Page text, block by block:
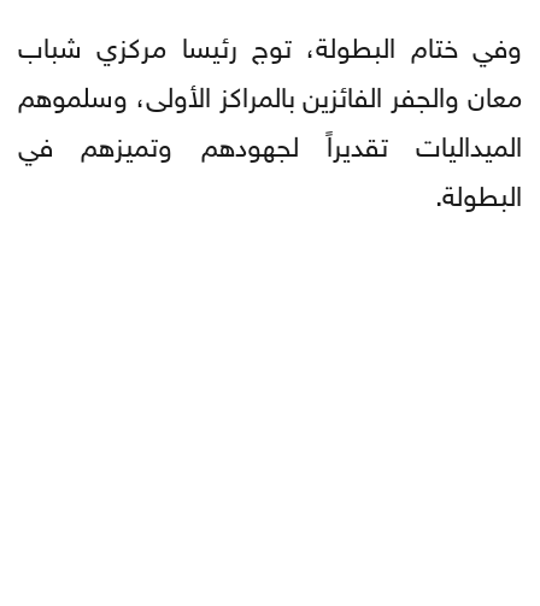
وفي ختام البطولة، توج رئيسا مركزي شباب
معان والجفر الفائزين بالمراكز الأولى، وسلموهم
الميداليات تقديراً لجهودهم وتميزهم في
البطولة.